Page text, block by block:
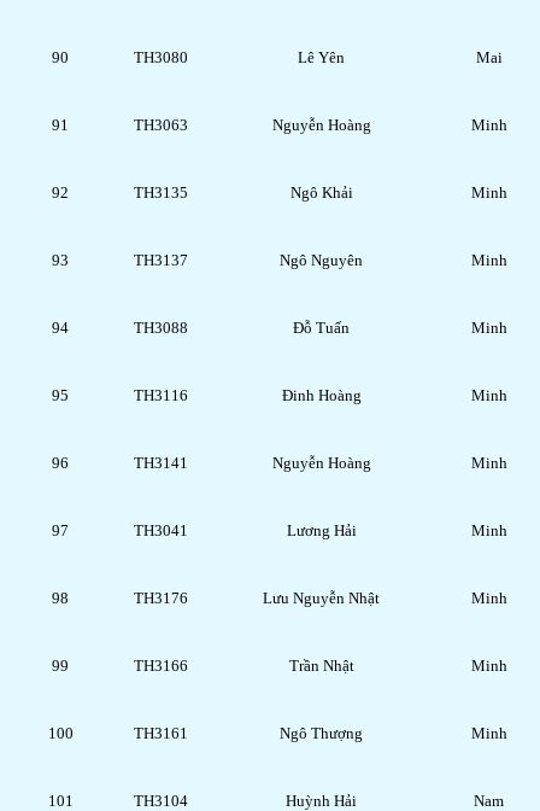
90 TH3080 Lê Yên Mai
91 TH3063 Nguyễn Hoàng Minh
92 TH3135 Ngô Khải Minh
93 TH3137 Ngô Nguyên Minh
94 TH3088 Đỗ Tuấn Minh
95 TH3116 Đinh Hoàng Minh
96 TH3141 Nguyễn Hoàng Minh
97 TH3041 Lương Hải Minh
98 TH3176 Lưu Nguyễn Nhật Minh
99 TH3166 Trần Nhật Minh
100 TH3161 Ngô Thượng Minh
101 TH3104 Huỳnh Hải Nam